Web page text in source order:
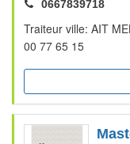
0667839718
Traiteur ville: AIT
00 77 65 15